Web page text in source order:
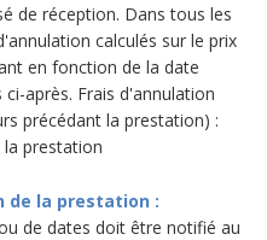
de réception. Dans tous les
calculés sur le prix
en fonction de la date
après. Frais d'annulation
précédant la prestation) :
la prestation
de la prestation :
de dates doit être notifié au